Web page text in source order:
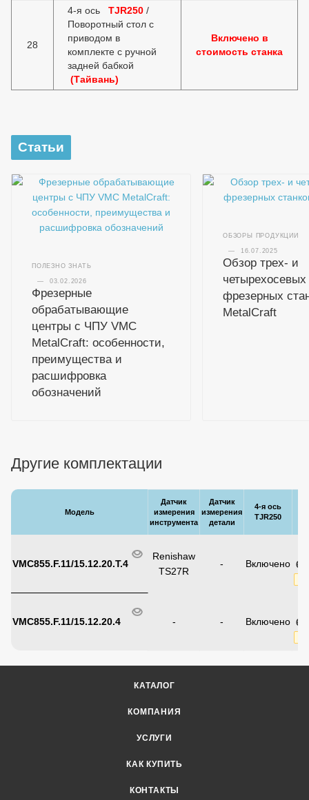
28
4-я ось TJR250 /
Поворотный стол с
приводом в
комплекте с ручной
задней бабкой
(Тайвань)
Включено в
стоимость станка
Статьи
ПОЛЕЗНО ЗНАТЬ
— 03.02.2026
Фрезерные
обрабатывающие
центры с ЧПУ VMC
MetalCraft: особенности,
преимущества и
расшифровка
обозначений
ОБЗОРЫ ПРОДУКЦИИ
— 16.07.2025
Обзор трех- и
четырехосевых
фрезерных
MetalCraft
Другие комплектации
Модель
Датчик
измерения
инструмента
Датчик
измерения
детали
4-я ось
TJR250
VMC855.F.11/15.12.20.T.4
Renishaw
TS27R
- Включено 6
VMC855.F.11/15.12.20.4 - - Включено 6
КАТАЛОГ
КОМПАНИЯ
УСЛУГИ
КАК КУПИТЬ
КОНТАКТЫ